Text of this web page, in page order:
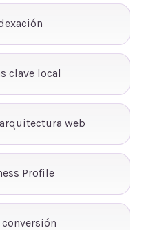
clave local
web
Profile